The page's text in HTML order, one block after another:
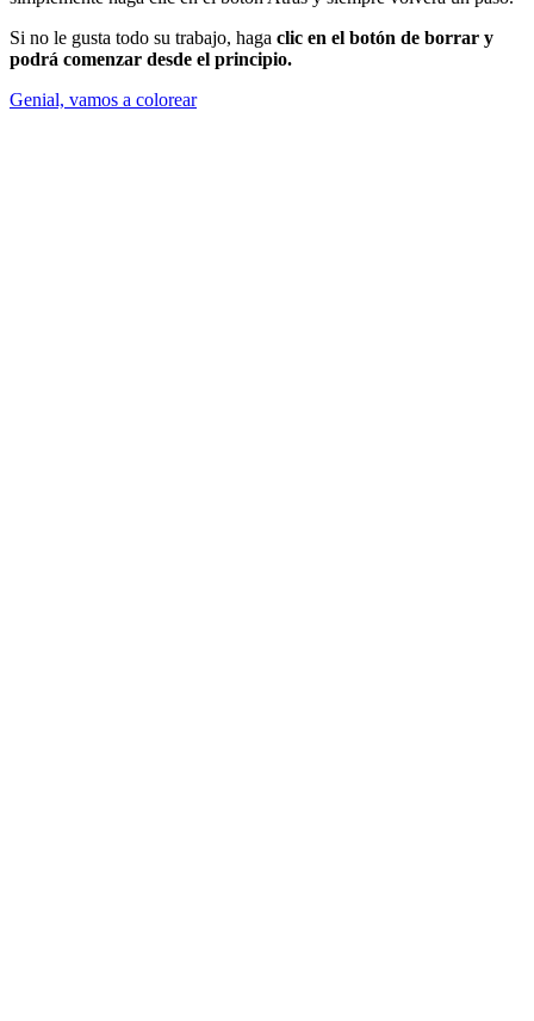
Si no le gusta todo su trabajo, haga clic en el botón de borrar y
podrá comenzar desde el principio.
Genial, vamos a colorear